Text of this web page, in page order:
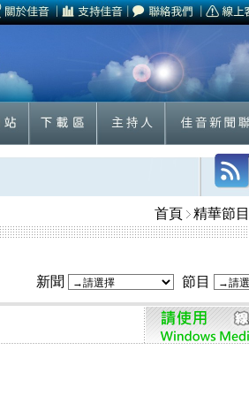
首頁 精華節目
新聞 節目